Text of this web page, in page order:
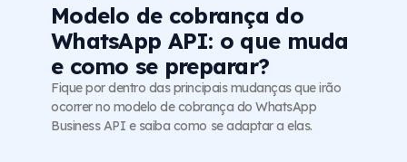
Modelo de cobrança do
WhatsApp API: o que muda
e como se preparar?
Fique por dentro das principais mudanças que irão
ocorrer no modelo de cobrança do WhatsApp
Business API e saiba como se adaptar a elas.